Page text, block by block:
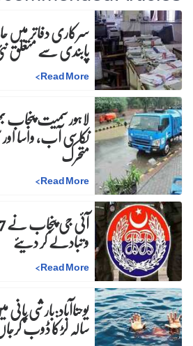
سرکاری دفاتر
پابندی سے متعلق
Read More
>
لاہور سمیت
نکاسی آب، واسا
متحرک
Read More
>
و تبادلے کر دیئے
Read More
>
سالہ لڑکا ڈوب